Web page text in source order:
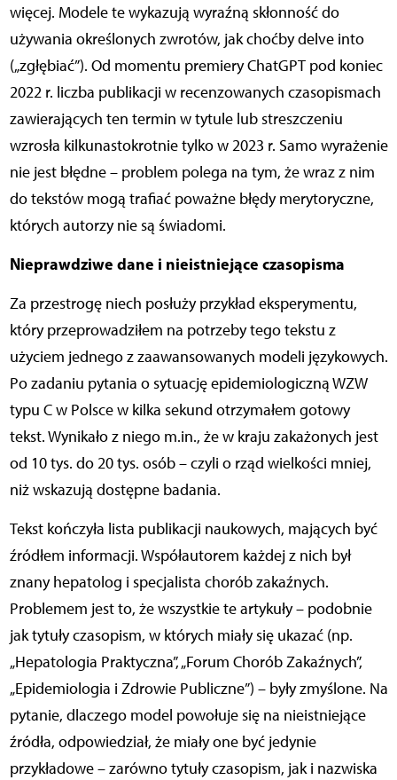
więcej. Modele te wykazują wyraźną skłonność do
używania określonych zwrotów, jak choćby delve into
(„zgłębiać”). Od momentu premiery ChatGPT pod koniec
2022 r. liczba publikacji w recenzowanych czasopismach
zawierających ten termin w tytule lub streszczeniu
wzrosła kilkunastokrotnie tylko w 2023 r. Samo wyrażenie
nie jest błędne – problem polega na tym, że wraz z nim
do tekstów mogą trafiać poważne błędy merytoryczne,
których autorzy nie są świadomi.
Nieprawdziwe dane i nieistniejące czasopisma
Za przestrogę niech posłuży przykład eksperymentu,
który przeprowadziłem na potrzeby tego tekstu z
użyciem jednego z zaawansowanych modeli językowych.
Po zadaniu pytania o sytuację epidemiologiczną WZW
typu C w Polsce w kilka sekund otrzymałem gotowy
tekst. Wynikało z niego m.in., że w kraju zakażonych jest
od 10 tys. do 20 tys. osób – czyli o rząd wielkości mniej,
niż wskazują dostępne badania.
Tekst kończyła lista publikacji naukowych, mających być
źródłem informacji. Współautorem każdej z nich był
znany hepatolog i specjalista chorób zakaźnych.
Problemem jest to, że wszystkie te artykuły – podobnie
jak tytuły czasopism, w których miały się ukazać (np.
„Hepatologia Praktyczna”, „Forum Chorób Zakaźnych”,
„Epidemiologia i Zdrowie Publiczne”) – były zmyślone. Na
pytanie, dlaczego model powołuje się na nieistniejące
źródła, odpowiedział, że miały one być jedynie
przykładowe – zarówno tytuły czasopism, jak i nazwiska